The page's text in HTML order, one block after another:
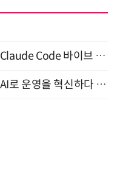
"모든 담당자(비개발자)를 위한 Claude Code 바이브 코딩 2-day 부트캠프" 9월 16~17일 개최
[올쇼TV] AI 인프라를 관측하고, AI로 운영을 혁신하다 (8월 11일 생방송)